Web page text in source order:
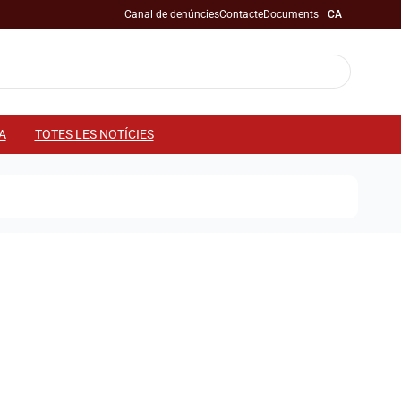
Canal de denúnciesContacteDocuments CA
TOTES LES NOTÍCIES